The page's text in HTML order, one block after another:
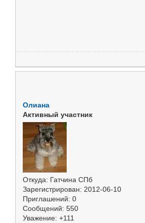
Олиана
Активный участник
Откуда: Гатчина СПб
Зарегистрирован: 2012-06-10
Приглашений: 0
Сообщений: 550
Уважение: +111